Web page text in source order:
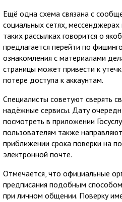
Ещё одна схема связана с
социальных сетях,
таких рассылках говорится о
предлагается перейти по
ознакомления с материалами
страницы может привести к
потере доступа к аккаунтам.
Специалисты советуют сверять
надёжные сервисы. Дату
посмотреть в приложении
пользователям также
приближении срока поверки на
электронной почте.
Отмечается, что официальные
предписания подобным
при личном общении. Поверку